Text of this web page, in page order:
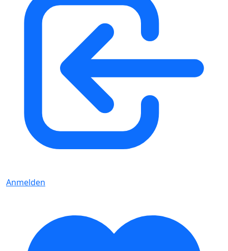
Anmelden